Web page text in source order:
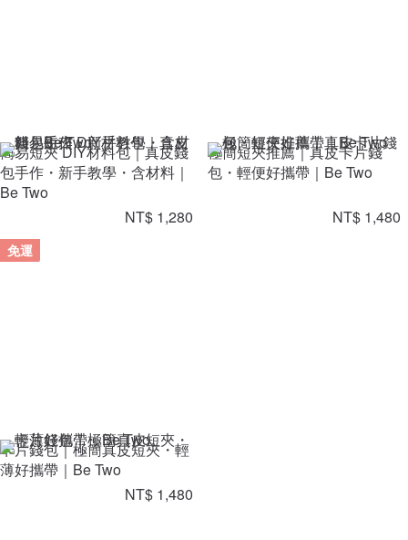
簡易短夾 DIY材料包｜真皮錢
包手作・新手教學・含材料｜
Be Two
NT$ 1,280
極簡短夾推薦｜真皮卡片錢
包・輕便好攜帶｜Be Two
NT$ 1,480
免運
卡片錢包｜極簡真皮短夾・輕
薄好攜帶｜Be Two
NT$ 1,480